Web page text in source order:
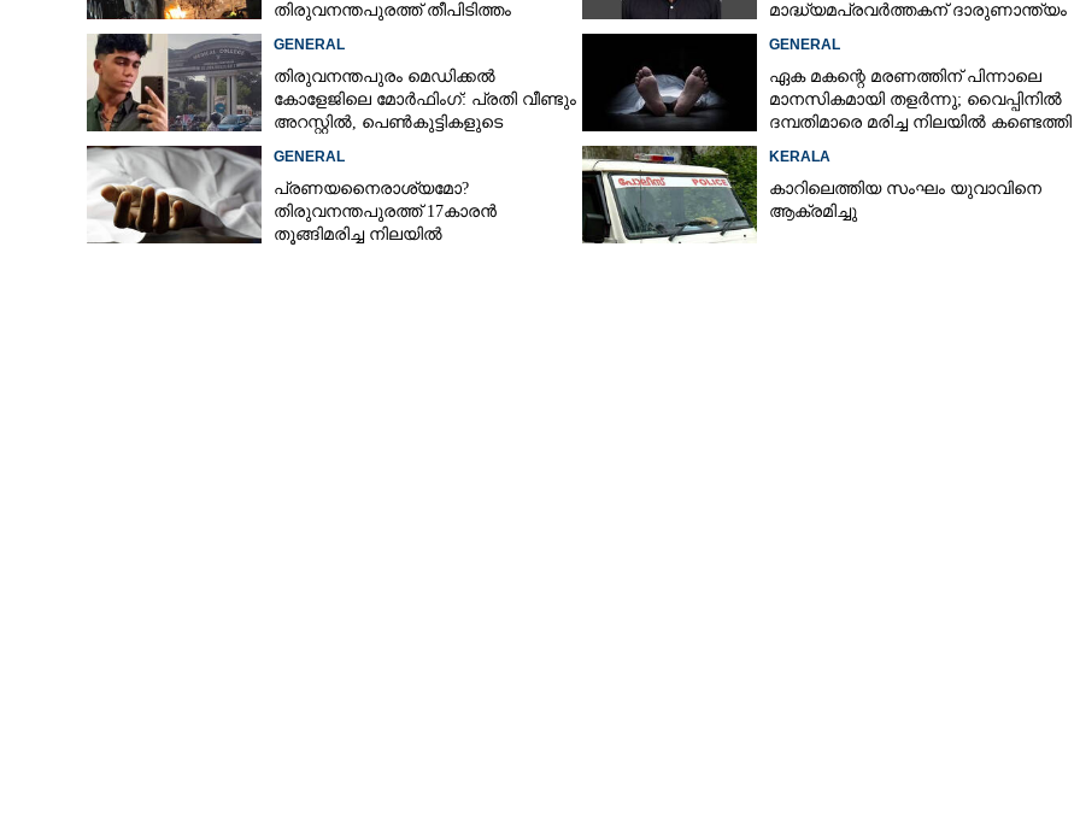
തിരുവനന്തപുരത്ത് തീപിടിത്തം
മാദ്ധ്യമപ്രവർത്തകന് ദാരുണാന്ത്യം
GENERAL
തിരുവനന്തപുരം മെഡിക്കൽ
കോളേജിലെ മോർഫിംഗ്: പ്രതി വീണ്ടും
അറസ്റ്റിൽ, പെൺകുട്ടികളുടെ
GENERAL
ഏക മകന്റെ മരണത്തിന് പിന്നാലെ
മാനസികമായി തളർന്നു; വൈപ്പിനിൽ
ദമ്പതിമാരെ മരിച്ച നിലയിൽ കണ്ടെത്തി
GENERAL
പ്രണയനെെരാശ്യമോ?
തിരുവനന്തപുരത്ത് 17കാരൻ
തൂങ്ങിമരിച്ച നിലയിൽ
KERALA
കാറിലെത്തിയ സംഘം യുവാവിനെ
ആക്രമിച്ചു